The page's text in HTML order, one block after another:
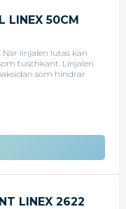
LINEX 50CM
linjalen lutas kan
tuschkant. Linjalen
som hindrar
li>
LINEX 2622